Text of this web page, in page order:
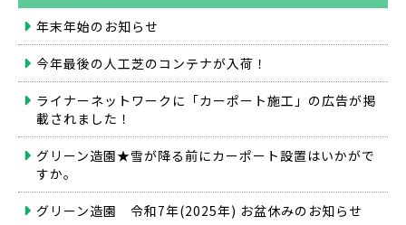
年末年始のお知らせ
今年最後の人工芝のコンテナが入荷！
ライナーネットワークに「カーポート施工」の広告が掲
載されました！
グリーン造園★雪が降る前にカーポート設置はいかがで
すか。
グリーン造園 令和7年(2025年) お盆休みのお知らせ